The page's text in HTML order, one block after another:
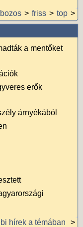
friss top
a mentőket
erők
árnyékából
hírek a témában